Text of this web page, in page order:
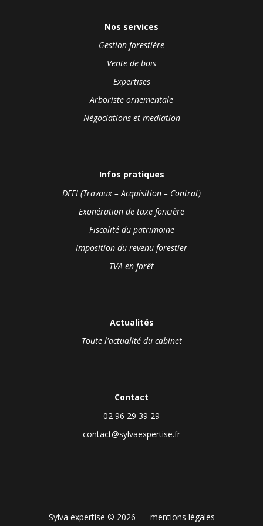
Nos services
Gestion forestière
Vente de bois
Expertises
Arboriste ornementale
Négociations et mediation
Infos pratiques
DEFI (Travaux – Acquisition – Contrat)
Exonération de taxe foncière
Fiscalité du patrimoine
Imposition du revenu forestier
TVA en forêt
Actualités
Toute l'actualité du cabinet
Contact
02 96 29 39 29
contact@sylvaexpertise.fr
Sylva expertise © 2026 mentions légales